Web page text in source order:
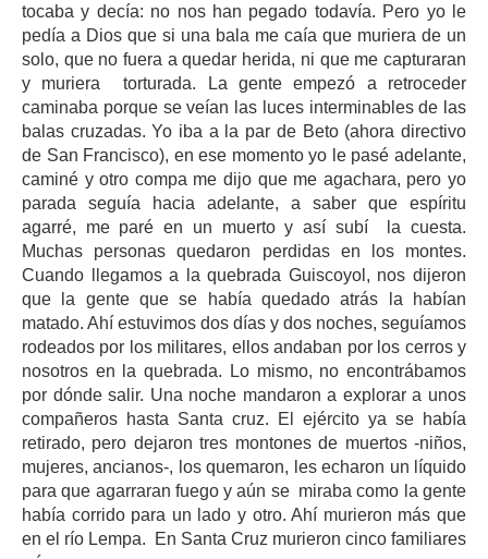
tocaba y decía: no nos han pegado todavía. Pero yo le
pedía a Dios que si una bala me caía que muriera de un
solo, que no fuera a quedar herida, ni que me capturaran
y muriera torturada. La gente empezó a retroceder
caminaba porque se veían las luces interminables de las
balas cruzadas. Yo iba a la par de Beto (ahora directivo
de San Francisco), en ese momento yo le pasé adelante,
caminé y otro compa me dijo que me agachara, pero yo
parada seguía hacia adelante, a saber que espíritu
agarré, me paré en un muerto y así subí la cuesta.
Muchas personas quedaron perdidas en los montes.
Cuando llegamos a la quebrada Guiscoyol, nos dijeron
que la gente que se había quedado atrás la habían
matado. Ahí estuvimos dos días y dos noches, seguíamos
rodeados por los militares, ellos andaban por los cerros y
nosotros en la quebrada. Lo mismo, no encontrábamos
por dónde salir. Una noche mandaron a explorar a unos
compañeros hasta Santa cruz. El ejército ya se había
retirado, pero dejaron tres montones de muertos -niños,
mujeres, ancianos-, los quemaron, les echaron un líquido
para que agarraran fuego y aún se miraba como la gente
había corrido para un lado y otro. Ahí murieron más que
en el río Lempa. En Santa Cruz murieron cinco familiares